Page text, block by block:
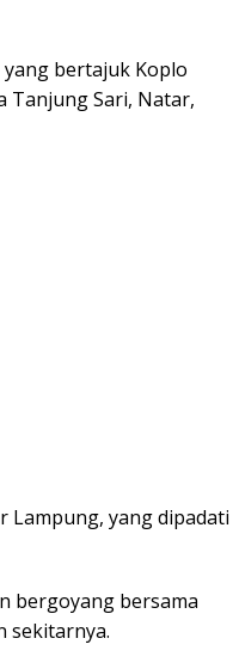
bertajuk Koplo
Tanjung Sari, Natar,
Lampung, yang dipadati
bergoyang bersama
sekitarnya.